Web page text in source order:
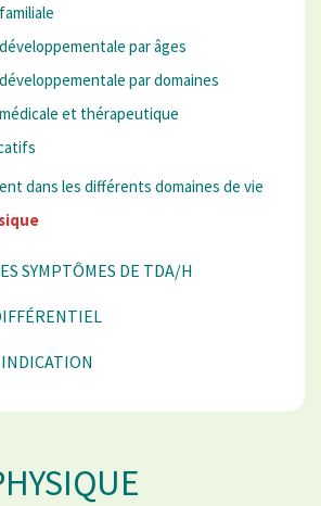
par âges
par domaines
et thérapeutique
dans les différents domaines de vie
SYMPTÔMES DE TDA/H
INDICATION